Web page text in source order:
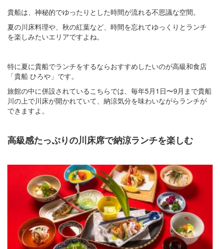
貴船は、神秘的でゆったりとした時間が流れる不思議な空間。
夏の川床料理や、秋の紅葉など、時間を忘れてゆっくりとランチ
を楽しみたいエリアですよね。
特に夏に貴船でランチをするならおすすめしたいのが高級和食店
「貴船 ひろや」です。
旅館の中に併設されているこちらでは、毎年5月1日〜9月まで貴船
川の上で川床が開かれていて、納涼気分を味わいながらランチが
できますよ。
高級感たっぷりの川床席で納涼ランチを楽しむ